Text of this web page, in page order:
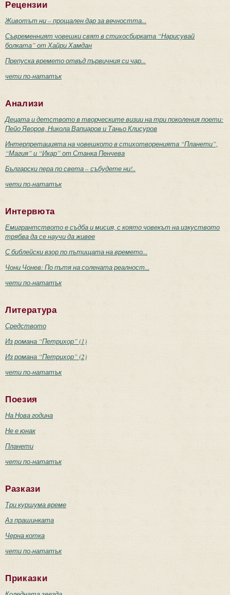
Рецензии
Животът ни – прощален дар за вечността...
Съвременният човешки свят в стихосбирката “Нарисувай
болката” от Хайри Хамдан
Препуска времето отвъд първичния си чар...
чети по-нататък
Анализи
Децата и детството в творческите визии на три поколения поети:
Пейо Яворов, Никола Вапцаров и Таньо Клисуров
Интерпретацията на човешкото в стихотворенията “Планети”,
“Магия” и “Икар” от Станка Пенчева
Български пера по света – събудете ни!..
чети по-нататък
Интервюта
Емигрантството е съдба и мисия, с която човекът на изкуството
трябва да се научи да живее
С библейски взор по пътищата на времето...
Чони Чонев: По пътя на солената реалност...
чети по-нататък
Литература
Средството
Из романа “Петрихор” (1)
Из романа “Петрихор” (2)
чети по-нататък
Поезия
На Нова година
Не е юнак
Планети
чети по-нататък
Разкази
Три куршума време
Аз прашинката
Черна котка
чети по-нататък
Приказки